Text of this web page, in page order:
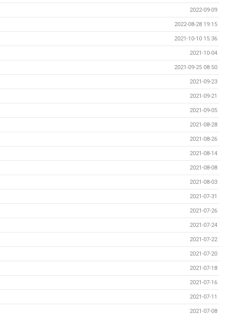
2022-09-09
2022-08-28 19:15
2021-10-10 15:36
2021-10-04
2021-09-25 08:50
2021-09-23
2021-09-21
2021-09-05
2021-08-28
2021-08-26
2021-08-14
2021-08-08
2021-08-03
2021-07-31
2021-07-26
2021-07-24
2021-07-22
2021-07-20
2021-07-18
2021-07-16
2021-07-11
2021-07-08